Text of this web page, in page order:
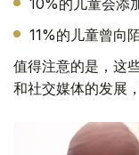
11%的儿童曾向
值得注意的是，这
和社交媒体的发展